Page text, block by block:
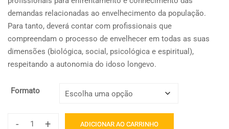
demandas relacionadas ao envelhecimento da população.
Para tanto, deverá contar com profissionais que
compreendam o processo de envelhecer em todas as suas
dimensões (biológica, social, psicológica e espiritual),
respeitando a autonomia do idoso longevo.
Formato
- + ADICIONAR AO CARRINHO